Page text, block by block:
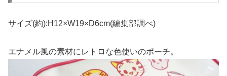
サイズ(約):H12×W19×D6cm(編集部調べ)
エナメル風の素材にレトロな色使いのポーチ。